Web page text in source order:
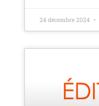
24 décembre 2024